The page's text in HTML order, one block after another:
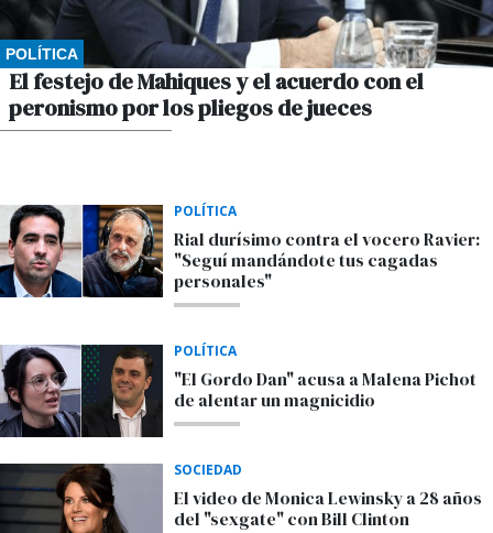
POLÍTICA
El festejo de Mahiques y el acuerdo con el
peronismo por los pliegos de jueces
POLÍTICA
Rial durísimo contra el vocero Ravier:
"Seguí mandándote tus cagadas
personales"
POLÍTICA
"El Gordo Dan" acusa a Malena Pichot
de alentar un magnicidio
SOCIEDAD
El video de Monica Lewinsky a 28 años
del "sexgate" con Bill Clinton